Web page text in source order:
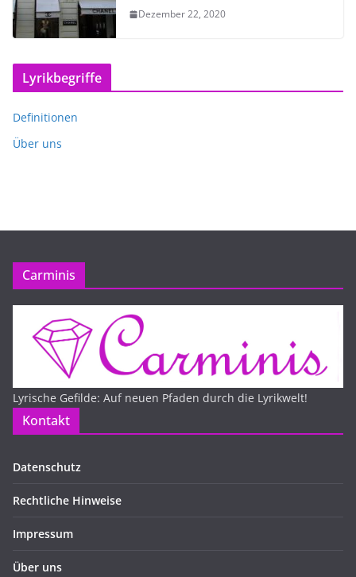
Dezember 22, 2020
Lyrikbegriffe
Definitionen
Über uns
Carminis
Lyrische Gefilde: Auf neuen Pfaden durch die Lyrikwelt!
Kontakt
Datenschutz
Rechtliche Hinweise
Impressum
Über uns